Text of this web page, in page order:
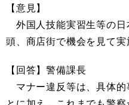
【意見】
外国人技能実習生等の
頭、商店街で機会を見て実
【回答】警備課長
マナー違反等は、具体的